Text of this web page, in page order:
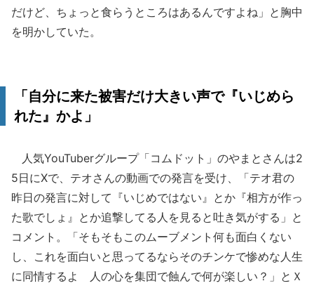
だけど、ちょっと食らうところはあるんですよね」と胸中
を明かしていた。
「自分に来た被害だけ大きい声で『いじめら
れた』かよ」
人気YouTuberグループ「コムドット」のやまとさんは2
5日にXで、テオさんの動画での発言を受け、「テオ君の
昨日の発言に対して『いじめではない』とか『相方が作っ
た歌でしょ』とか追撃してる人を見ると吐き気がする」と
コメント。「そもそもこのムーブメント何も面白くない
し、これを面白いと思ってるならそのチンケで惨めな人生
に同情するよ 人の心を集団で蝕んで何が楽しい？」とＸ